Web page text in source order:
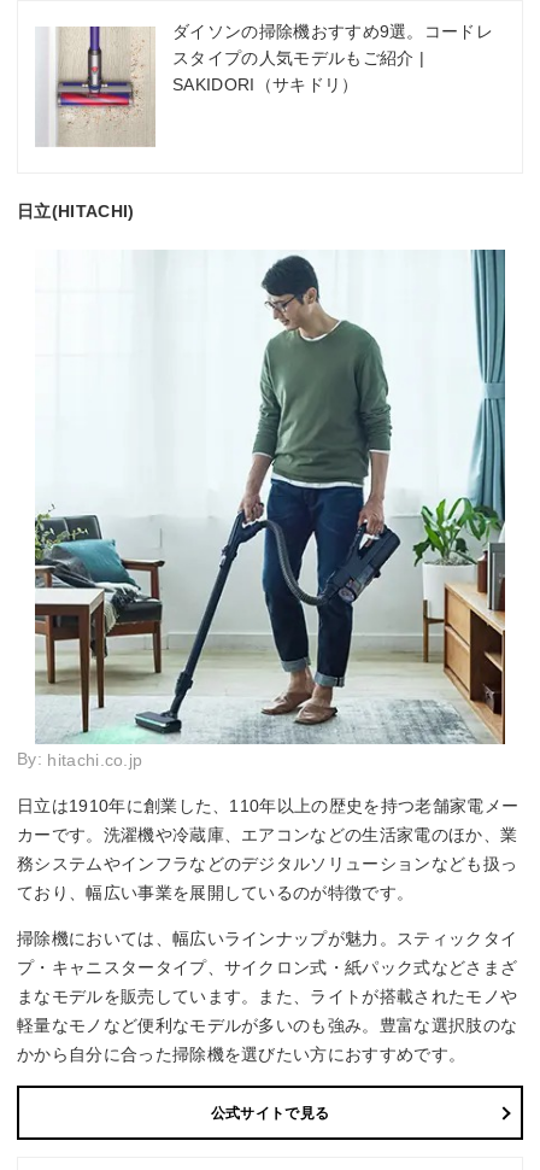
ダイソンの掃除機おすすめ9選。コードレ
スタイプの人気モデルもご紹介 |
SAKIDORI（サキドリ）
日立(HITACHI)
By: hitachi.co.jp
日立は1910年に創業した、110年以上の歴史を持つ老舗家電メー
カーです。洗濯機や冷蔵庫、エアコンなどの生活家電のほか、業
務システムやインフラなどのデジタルソリューションなども扱っ
ており、幅広い事業を展開しているのが特徴です。
掃除機においては、幅広いラインナップが魅力。スティックタイ
プ・キャニスタータイプ、サイクロン式・紙パック式などさまざ
まなモデルを販売しています。また、ライトが搭載されたモノや
軽量なモノなど便利なモデルが多いのも強み。豊富な選択肢のな
かから自分に合った掃除機を選びたい方におすすめです。
公式サイトで見る